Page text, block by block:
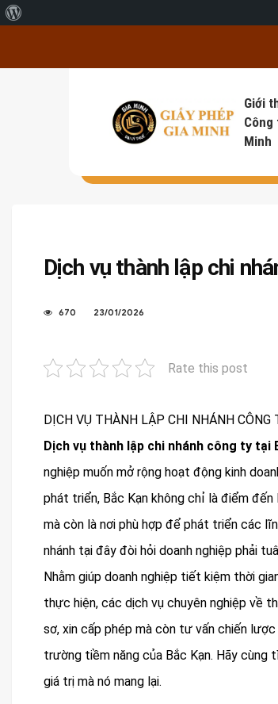
Giới
Công
Minh
Dịch vụ thành lập chi
670 23/01/2026
Rate this post
DỊCH VỤ THÀNH LẬP CHI NHÁNH CÔNG
Dịch vụ thành lập chi nhánh công ty tại
nghiệp muốn mở rộng hoạt động kinh
phát triển, Bắc Kạn không chỉ là điểm
mà còn là nơi phù hợp để phát triển các
nhánh tại đây đòi hỏi doanh nghiệp phải
Nhằm giúp doanh nghiệp tiết kiệm thời
thực hiện, các dịch vụ chuyên nghiệp về
sơ, xin cấp phép mà còn tư vấn chiến
trường tiềm năng của Bắc Kạn. Hãy
giá trị mà nó mang lại.